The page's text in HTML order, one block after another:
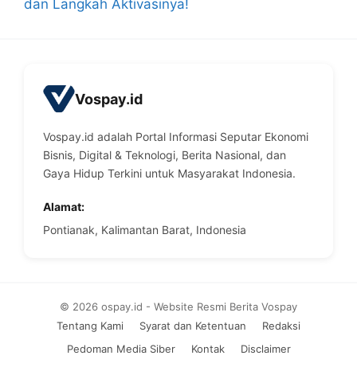
dan Langkah Aktivasinya!
Vospay.id
Vospay.id adalah Portal Informasi Seputar Ekonomi
Bisnis, Digital & Teknologi, Berita Nasional, dan
Gaya Hidup Terkini untuk Masyarakat Indonesia.
Alamat:
Pontianak, Kalimantan Barat, Indonesia
Tentang Kami Syarat dan Ketentuan
Redaksi
Pedoman Media Siber
Kontak Disclaimer
© 2026 ospay.id - Website Resmi Berita Vospay